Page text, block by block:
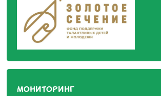
МОНИТОРИНГ